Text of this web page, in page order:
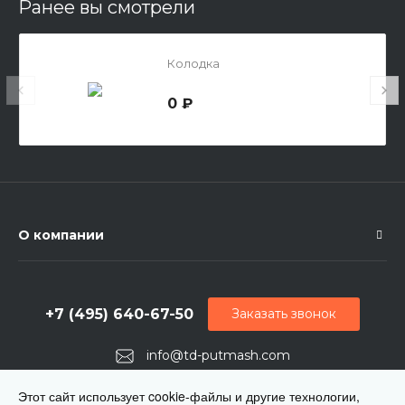
Ранее вы смотрели
Колодка
0 ₽
О компании
info@td-putmash.com
+7 (495) 640-67-50
г. Москва, 1-й Кирпичный переулок, дом 2
Заказать звонок
Этот сайт использует cookie-файлы и другие технологии,